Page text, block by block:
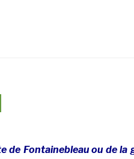
de Fontainebleau ou de